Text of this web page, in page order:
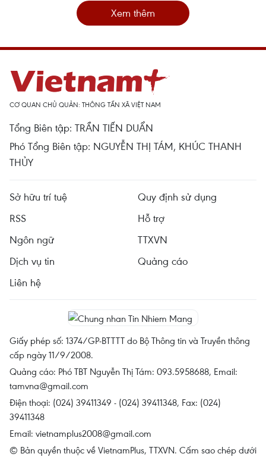
Xem thêm
CƠ QUAN CHỦ QUẢN: THÔNG TẤN XÃ VIỆT NAM
Tổng Biên tập: TRẦN TIẾN DUẨN
Phó Tổng Biên tập: NGUYỄN THỊ TÁM, KHÚC THANH
THỦY
Sở hữu trí tuệ
Quy định sử dụng
RSS
Hỗ trợ
Ngôn ngữ
TTXVN
Dịch vụ tin
Quảng cáo
Liên hệ
Giấy phép số: 1374/GP-BTTTT do Bộ Thông tin và Truyền thông
cấp ngày 11/9/2008.
Quảng cáo: Phó TBT Nguyễn Thị Tám: 093.5958688, Email:
tamvna@gmail.com
Điện thoại: (024) 39411349 - (024) 39411348, Fax: (024)
39411348
Email: vietnamplus2008@gmail.com
© Bản quyền thuộc về VietnamPlus, TTXVN. Cấm sao chép dưới